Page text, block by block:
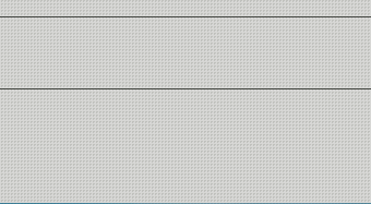
ämnen.
Recommended Body